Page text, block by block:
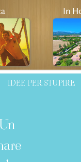
In
IDEE PER STUPIRE
Un